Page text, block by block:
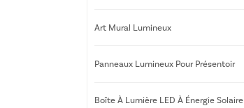
Art Mural Lumineux
Panneaux Lumineux Pour Présentoir
Boîte À Lumière LED À Énergie Solaire